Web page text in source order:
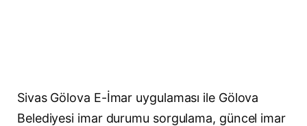
Sivas Gölova E-İmar uygulaması ile Gölova
Belediyesi imar durumu sorgulama, güncel imar